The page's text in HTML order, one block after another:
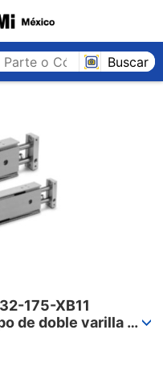
Buscar
175-XB11
de doble varilla